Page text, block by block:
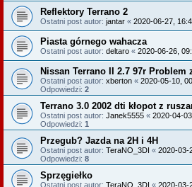
Reflektory Terrano 2
Ostatni post autor: jantar « 2020-06-27,
Piasta górnego wahacza
Ostatni post autor: deltaro « 2020-06-26,
Nissan Terrano II 2.7 97r Problem
Ostatni post autor: xberton « 2020-05-10,
Odpowiedzi: 2
Terrano 3.0 2002 dti kłopot z
Ostatni post autor: Janek5555 « 2020-04-
Odpowiedzi: 1
Przegub? Jazda na 2H i 4H
Ostatni post autor: TeraNO_3DI « 2020-03-
Odpowiedzi: 8
Sprzęgiełko
Ostatni post autor: TeraNO_3DI « 2020-03-